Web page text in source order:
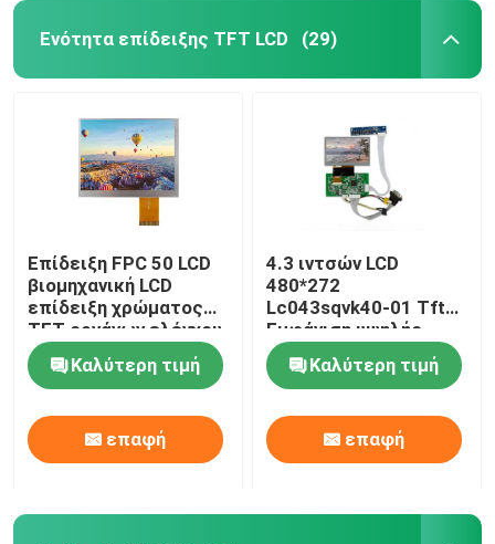
Ενότητα επίδειξης TFT LCD (29)
Επίδειξη FPC 50 LCD
βιομηχανική LCD
επίδειξη χρώματος
TFT οργάνων ελέγχου
καρφιτσών
Καλύτερη τιμή
επαφή
4.3 ιντσών LCD
480*272
Lc043sqvk40-01 Tft
Εμφάνιση υψηλής
ανάλυσης Ttl
Καλύτερη τιμή
επαφή